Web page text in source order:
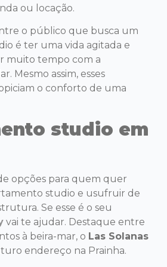
ou locação.
o público que busca um
é ter uma vida agitada e
muito tempo com a
Mesmo assim, esses
o conforto de uma
studio em
opções para quem quer
studio e usufruir de
Se esse é o seu
vai te ajudar. Destaque entre
à beira-mar, o Las Solanas
endereço na Prainha.